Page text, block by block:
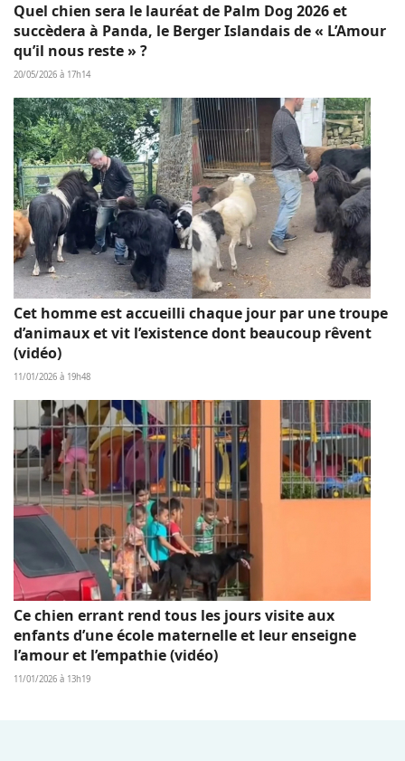
Quel chien sera le lauréat de Palm Dog 2026 et
succèdera à Panda, le Berger Islandais de « L’Amour
qu’il nous reste » ?
20/05/2026 à 17h14
Cet homme est accueilli chaque jour par une troupe
d’animaux et vit l’existence dont beaucoup rêvent
(vidéo)
11/01/2026 à 19h48
Ce chien errant rend tous les jours visite aux
enfants d’une école maternelle et leur enseigne
l’amour et l’empathie (vidéo)
11/01/2026 à 13h19